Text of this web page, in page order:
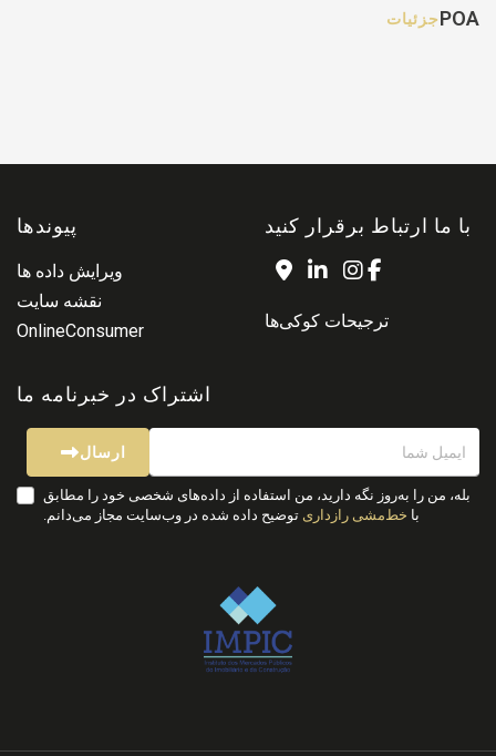
POAجزئیات
با ما ارتباط برقرار کنید
ترجیحات کوکی‌ها
پیوندها
ویرایش داده ها
نقشه سایت
OnlineConsumer
اشتراک در خبرنامه ما
ارسال
بله، من را به‌روز نگه دارید، من استفاده از داده‌های شخصی خود را مطابق
با خط‌مشی رازداری توضیح داده شده در وب‌سایت مجاز می‌دانم.